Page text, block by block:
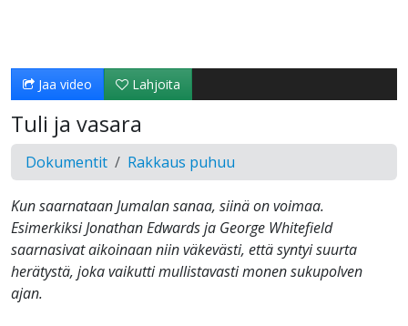
Jaa video Lahjoita
Tuli ja vasara
Dokumentit Rakkaus puhuu
Kun saarnataan Jumalan sanaa, siinä on voimaa.
Esimerkiksi Jonathan Edwards ja George Whitefield
saarnasivat aikoinaan niin väkevästi, että syntyi suurta
herätystä, joka vaikutti mullistavasti monen sukupolven
ajan.